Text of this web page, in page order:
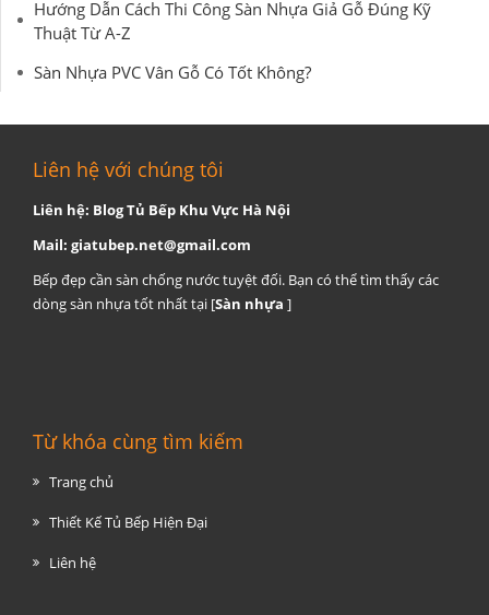
Hướng Dẫn Cách Thi Công Sàn Nhựa Giả Gỗ Đúng Kỹ
Thuật Từ A-Z
Sàn Nhựa PVC Vân Gỗ Có Tốt Không?
Liên hệ với chúng tôi
Liên hệ: Blog Tủ Bếp Khu Vực Hà Nội
Mail: giatubep.net@gmail.com
Bếp đẹp cần sàn chống nước tuyệt đối. Bạn có thể tìm thấy các
dòng sàn nhựa tốt nhất tại [Sàn nhựa ]
Từ khóa cùng tìm kiếm
Trang chủ
Thiết Kế Tủ Bếp Hiện Đại
Liên hệ